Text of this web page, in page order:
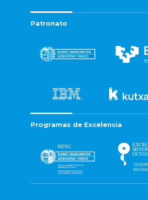
Patronato
Programas de Excelencia